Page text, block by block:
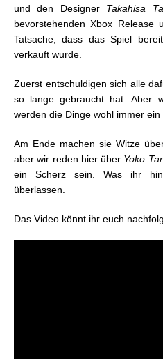
und den Designer Takahisa
bevorstehenden Xbox
Tatsache, dass das Spiel
verkauft wurde.
Zuerst entschuldigen sich alle
so lange gebraucht hat. Aber
werden die Dinge wohl immer
Am Ende machen sie Witze
aber wir reden hier über Yoko
ein Scherz sein. Was ihr
überlassen.
Das Video könnt ihr euch